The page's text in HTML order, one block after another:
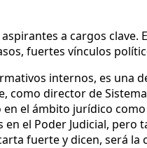
a cargos clave.
fuertes vínculos
internos, es una
director de
el ámbito jurídico
el Poder Judicial,
fuerte y dicen, será la